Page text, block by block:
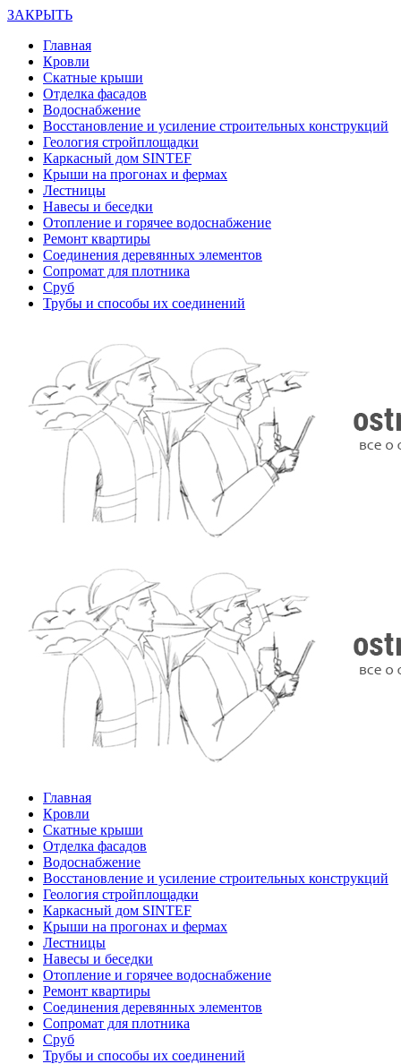
ЗАКРЫТЬ
Главная
Кровли
Скатные крыши
Отделка фасадов
Водоснабжение
Восстановление и усиление строительных конструкций
Геология стройплощадки
Каркасный дом SINTEF
Крыши на прогонах и фермах
Лестницы
Навесы и беседки
Отопление и горячее водоснабжение
Ремонт квартиры
Соединения деревянных элементов
Сопромат для плотника
Сруб
Трубы и способы их соединений
Главная
Кровли
Скатные крыши
Отделка фасадов
Водоснабжение
Восстановление и усиление строительных конструкций
Геология стройплощадки
Каркасный дом SINTEF
Крыши на прогонах и фермах
Лестницы
Навесы и беседки
Отопление и горячее водоснабжение
Ремонт квартиры
Соединения деревянных элементов
Сопромат для плотника
Сруб
Трубы и способы их соединений